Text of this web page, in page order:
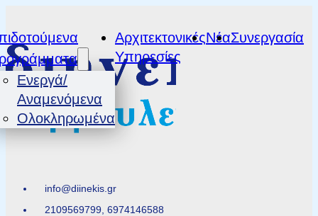
info@diinekis.gr
2109569799, 6974146588
Ενεργά/
Αναμενόμενα
Ολοκληρωμένα
Αρχιτεκτονικές
Υπηρεσίες
ΝέαΣυνεργασία